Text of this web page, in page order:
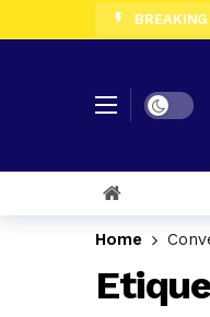
BREAKING
Dark
Home